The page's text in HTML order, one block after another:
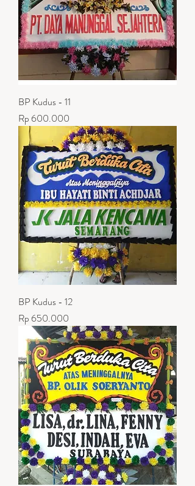
BP Kudus - 11
Harga
Rp 600.000
BP Kudus - 12
Harga
Rp 650.000